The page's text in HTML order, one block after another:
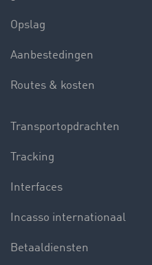
Opslag
Aanbestedingen
Routes & kosten
Transportopdrachten
Tracking
Interfaces
Incasso internationaal
Betaaldiensten